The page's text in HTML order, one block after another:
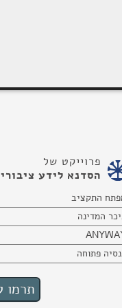
פרוייקט של
הסדנא לידע ציבורי
התקציב
המדינה
פתוחה